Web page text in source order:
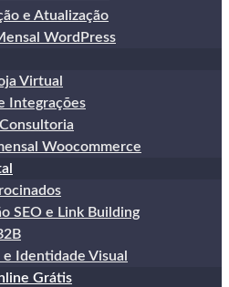
e Atualização
WordPress
Virtual
Integrações
Woocommerce
SEO e Link Building
e Identidade Visual
Grátis